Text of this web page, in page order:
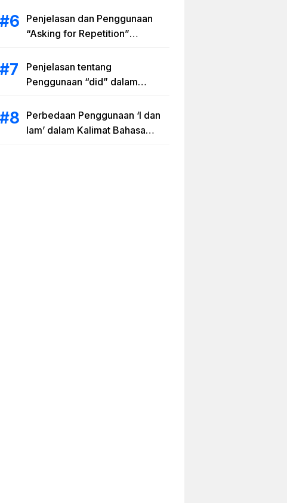
Artinya
Penjelasan dan Penggunaan
“Asking for Repetition”
dan Latihan Soal
Penjelasan tentang
Penggunaan “did” dalam
Perbedaan Penggunaan ‘I dan
Iam’ dalam Kalimat Bahasa